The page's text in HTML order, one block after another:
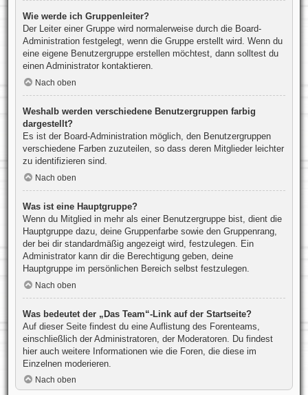
Wie werde ich Gruppenleiter?
Der Leiter einer Gruppe wird normalerweise durch die Board-
Administration festgelegt, wenn die Gruppe erstellt wird. Wenn du
eine eigene Benutzergruppe erstellen möchtest, dann solltest du
einen Administrator kontaktieren.
Nach oben
Weshalb werden verschiedene Benutzergruppen farbig
dargestellt?
Es ist der Board-Administration möglich, den Benutzergruppen
verschiedene Farben zuzuteilen, so dass deren Mitglieder leichter
zu identifizieren sind.
Nach oben
Was ist eine Hauptgruppe?
Wenn du Mitglied in mehr als einer Benutzergruppe bist, dient die
Hauptgruppe dazu, deine Gruppenfarbe sowie den Gruppenrang,
der bei dir standardmäßig angezeigt wird, festzulegen. Ein
Administrator kann dir die Berechtigung geben, deine
Hauptgruppe im persönlichen Bereich selbst festzulegen.
Nach oben
Was bedeutet der „Das Team“-Link auf der Startseite?
Auf dieser Seite findest du eine Auflistung des Forenteams,
einschließlich der Administratoren, der Moderatoren. Du findest
hier auch weitere Informationen wie die Foren, die diese im
Einzelnen moderieren.
Nach oben